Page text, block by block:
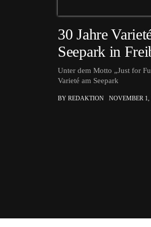
30 Jahre
Seepark in
Unter dem Motto „Just for
Varieté am Seepark
BY REDAKTION NOVEMBER 1,